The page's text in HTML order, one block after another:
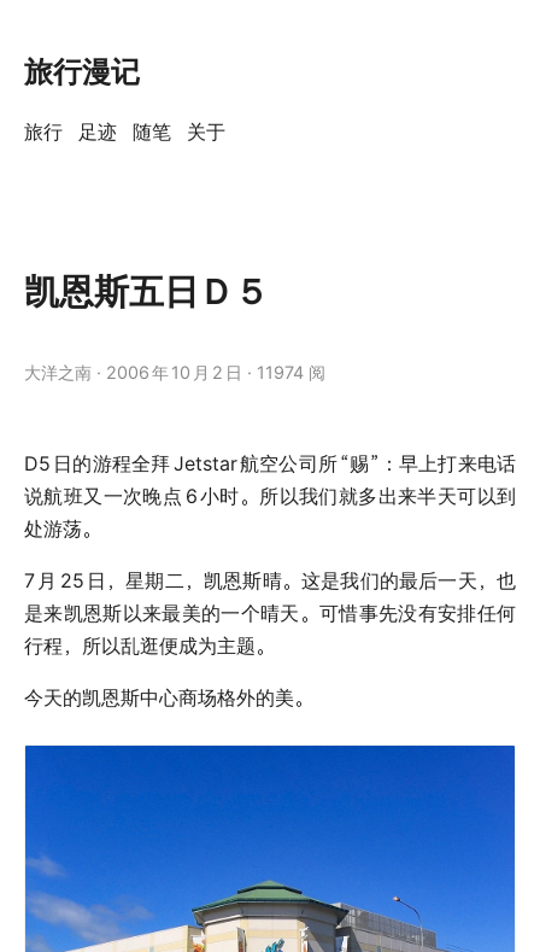
旅行漫记
旅行 足迹 随笔 关于
凯恩斯五日Ｄ５
大洋之南 2006年10 月 2 日 11974 阅
D5 日的游程全拜Jetstar航空公司所“赐”：早上打来电话
说航班又一次晚点 6小时。所以我们就多出来半天可以到
处游荡。
7 月 25 日，星期二，凯恩斯晴。这是我们的最后一天，也
是来凯恩斯以来最美的一个晴天。可惜事先没有安排任何
行程，所以乱逛便成为主题。
今天的凯恩斯中心商场格外的美。